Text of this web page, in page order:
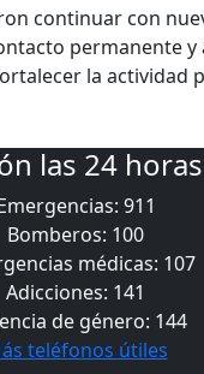
continuar con
permanente y
la actividad
las 24 horas
911
Bomberos: 100
médicas: 107
Adicciones: 141
de género: 144
teléfonos útiles